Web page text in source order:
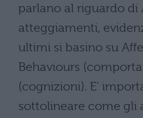
parlano al riguardo di
atteggiamenti,
ultimi si basino su
Behaviours
(cognizioni). E’
sottolineare come gli